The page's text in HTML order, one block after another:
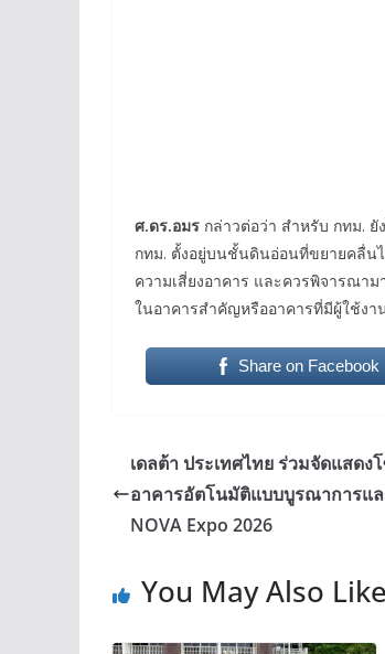
ศ.ดร.อมร กล่าวต่อว่า สำหรับ กทม. ยั
กทม. ตั้งอยู่บนชั้นดินอ่อนที่ขยายคลื่น
ความเสี่ยงอาคาร และควรพิจารณา
ในอาคารสำคัญหรืออาคารที่มีผู้ใช้งา
Share on Facebook
เดลต้า ประเทศไทย ร่วมจัดแสด
อาคารอัตโนมัติแบบบูรณาการแล
NOVA Expo 2026
You May Also Like